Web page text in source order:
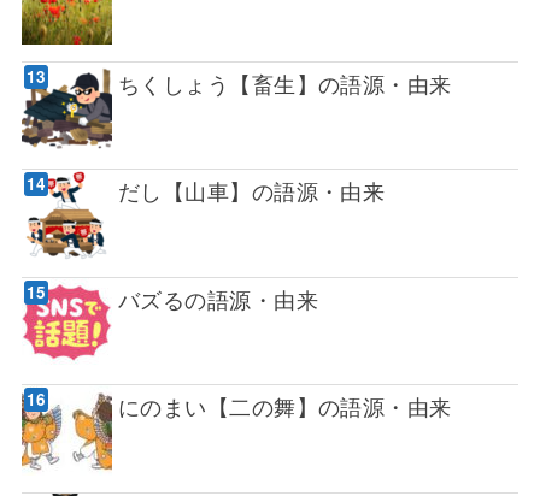
ちくしょう【畜生】の語源・由来
だし【山車】の語源・由来
バズるの語源・由来
にのまい【二の舞】の語源・由来